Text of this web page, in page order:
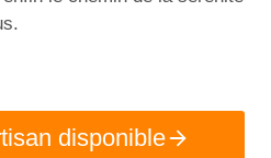
disponible